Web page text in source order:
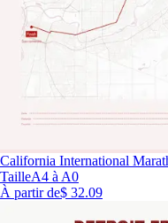
California International
TailleA4 à A0
À partir de$ 32.09